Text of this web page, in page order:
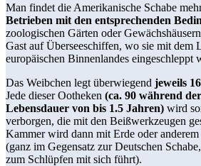
Man findet die Amerikanische Schabe
Betrieben mit den entsprechenden
zoologischen Gärten oder
Gast auf Überseeschiffen, wo sie mit dem
europäischen Binnenlandes eingeschleppt
Das Weibchen legt überwiegend jeweils
Jede dieser Ootheken (ca. 90 während
Lebensdauer von bis 1.5 Jahren) wird
verborgen, die mit den Beißwerkzeugen
Kammer wird dann mit Erde oder
(ganz im Gegensatz zur Deutschen
zum Schlüpfen mit sich führt).